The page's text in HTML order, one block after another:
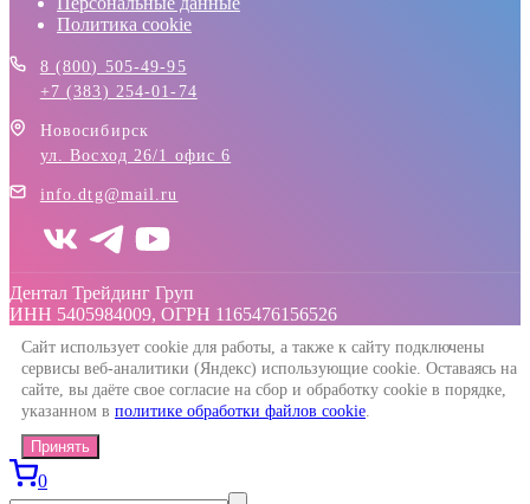
Политика cookie
8 (800) 505-49-95
+7 (383) 254-01-74
Новосибирск
ул. Восход 26/1 офис 6
info.dtg@mail.ru
Дентал Трейдинг Груп
ИНН 5405984009, ОГРН 1165476156526
Сайт использует cookie для работы, а также к сайту подключены
сервисы веб-аналитики (Яндекс) использующие cookie. Оставаясь на
сайте, вы даёте свое согласие на сбор и обработку cookie в порядке,
указанном в политике обработки файлов cookie
Принять
0